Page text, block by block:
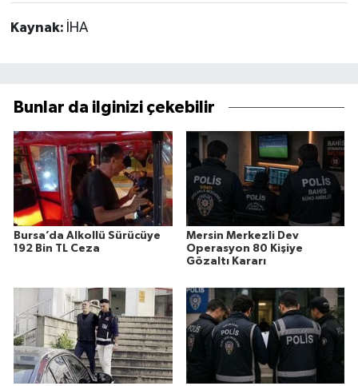
Kaynak: İHA
Bunlar da ilginizi çekebilir
Bursa’da Alkollü Sürücüye
192 Bin TL Ceza
Mersin Merkezli Dev
Operasyon 80 Kişiye
Gözaltı Kararı